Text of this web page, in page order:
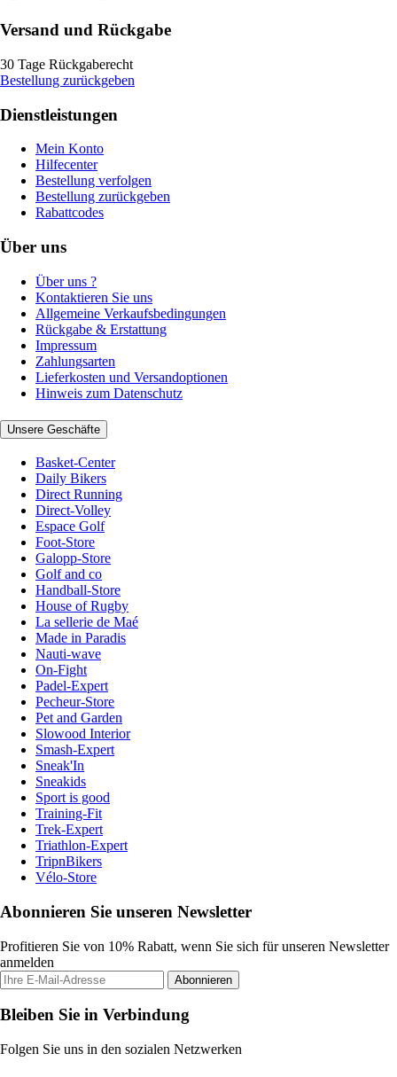
Versand und Rückgabe
30 Tage Rückgaberecht
Bestellung zurückgeben
Dienstleistungen
Mein Konto
Hilfecenter
Bestellung verfolgen
Bestellung zurückgeben
Rabattcodes
Über uns
Über uns ?
Kontaktieren Sie uns
Allgemeine Verkaufsbedingungen
Rückgabe & Erstattung
Impressum
Zahlungsarten
Lieferkosten und Versandoptionen
Hinweis zum Datenschutz
Unsere Geschäfte
Basket-Center
Daily Bikers
Direct Running
Direct-Volley
Espace Golf
Foot-Store
Galopp-Store
Golf and co
Handball-Store
House of Rugby
La sellerie de Maé
Made in Paradis
Nauti-wave
On-Fight
Padel-Expert
Pecheur-Store
Pet and Garden
Slowood Interior
Smash-Expert
Sneak'In
Sneakids
Sport is good
Training-Fit
Trek-Expert
Triathlon-Expert
TripnBikers
Vélo-Store
Abonnieren Sie unseren Newsletter
Profitieren Sie von 10% Rabatt, wenn Sie sich für unseren Newsletter
anmelden
Abonnieren
Bleiben Sie in Verbindung
Folgen Sie uns in den sozialen Netzwerken